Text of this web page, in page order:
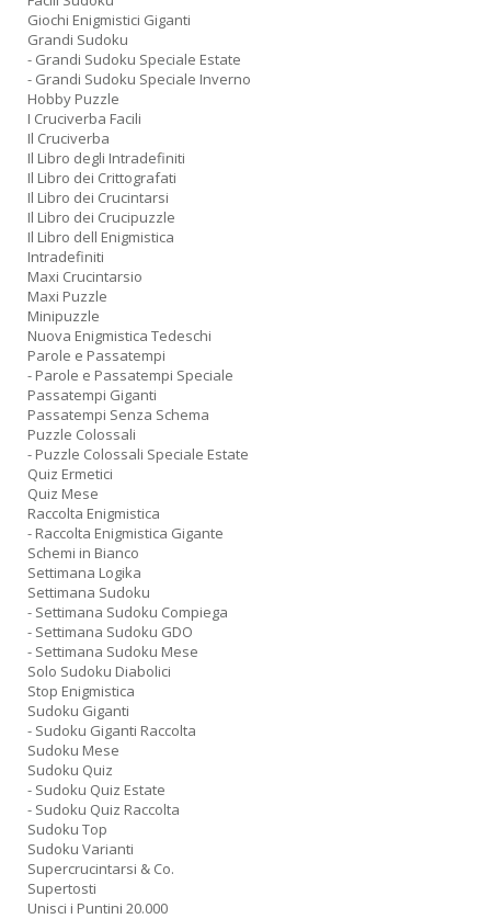
Giochi Enigmistici Giganti
Grandi Sudoku
- Grandi Sudoku Speciale Estate
- Grandi Sudoku Speciale Inverno
Hobby Puzzle
I Cruciverba Facili
Il Cruciverba
Il Libro degli Intradefiniti
Il Libro dei Crittografati
Il Libro dei Crucintarsi
Il Libro dei Crucipuzzle
Il Libro dell Enigmistica
Intradefiniti
Maxi Crucintarsio
Maxi Puzzle
Minipuzzle
Nuova Enigmistica Tedeschi
Parole e Passatempi
- Parole e Passatempi Speciale
Passatempi Giganti
Passatempi Senza Schema
Puzzle Colossali
- Puzzle Colossali Speciale Estate
Quiz Ermetici
Quiz Mese
Raccolta Enigmistica
- Raccolta Enigmistica Gigante
Schemi in Bianco
Settimana Logika
Settimana Sudoku
- Settimana Sudoku Compiega
- Settimana Sudoku GDO
- Settimana Sudoku Mese
Solo Sudoku Diabolici
Stop Enigmistica
Sudoku Giganti
- Sudoku Giganti Raccolta
Sudoku Mese
Sudoku Quiz
- Sudoku Quiz Estate
- Sudoku Quiz Raccolta
Sudoku Top
Sudoku Varianti
Supercrucintarsi & Co.
Supertosti
Unisci i Puntini 20.000